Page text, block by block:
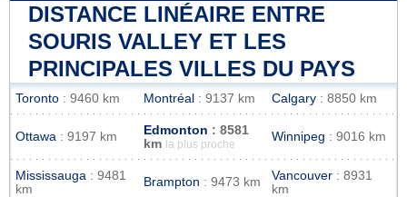
DISTANCE LINÉAIRE ENTRE
SOURIS VALLEY ET LES
PRINCIPALES VILLES DU PAYS
Toronto : 9460 km Montréal : 9137 km Calgary : 8850 km
Ottawa : 9197 km Edmonton : 8581
km
la plus proche
Winnipeg : 9016 km
Mississauga : 9481
km
Brampton : 9473 km Vancouver : 8931
km